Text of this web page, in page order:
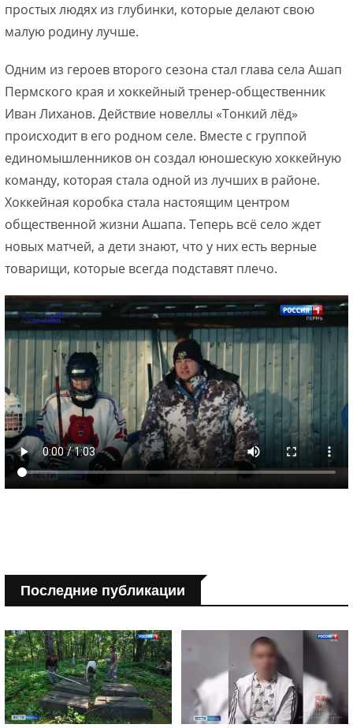
простых людях из глубинки, которые делают свою
малую родину лучше.
Одним из героев второго сезона стал глава села Ашап
Пермского края и хоккейный тренер-общественник
Иван Лиханов. Действие новеллы «Тонкий лёд»
происходит в его родном селе. Вместе с группой
единомышленников он создал юношескую хоккейную
команду, которая стала одной из лучших в районе.
Хоккейная коробка стала настоящим центром
общественной жизни Ашапа. Теперь всё село ждет
новых матчей, а дети знают, что у них есть верные
товарищи, которые всегда подставят плечо.
Последние публикации